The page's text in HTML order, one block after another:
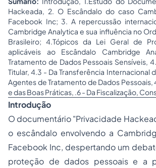
Hackeada, 2. O Escândalo do caso
Facebook Inc; 3. A repercussão
Cambridge Analytica e sua influência no
Brasileiro; 4.Tópicos da Lei Geral de
aplicáveis ao Escândalo Cambridge
Tratamento de Dados Pessoais Sensíveis,
Titular, 4.3 - Da Transferência Internacional
Agentes de Tratamento de Dados Pessoais,
e das Boas Práticas, .6 - Da Fiscalização,
Introdução
O documentário "Privacidade
o escândalo envolvendo a
Facebook Inc, despertando um
proteção de dados pessoais e a